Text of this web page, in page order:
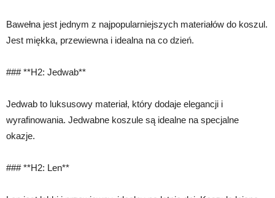
Bawełna jest jednym z najpopularniejszych materiałów do koszul.
Jest miękka, przewiewna i idealna na co dzień.
### **H2: Jedwab**
Jedwab to luksusowy materiał, który dodaje elegancji i
wyrafinowania. Jedwabne koszule są idealne na specjalne
okazje.
### **H2: Len**